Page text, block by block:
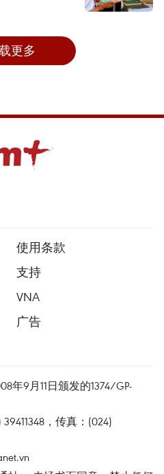
更多
使用条款
支持
VNA
广告
年9月11日颁发的1374/GP-
，传真：(024)